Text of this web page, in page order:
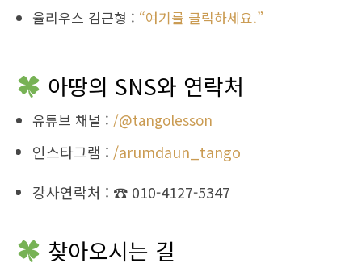
율리우스 김근형 : “여기를 클릭하세요.”
아땅의 SNS와 연락처
유튜브 채널 : /@tangolesson
인스타그램 : /arumdaun_tango
강사연락처 : ☎ 010-4127-5347
찾아오시는 길